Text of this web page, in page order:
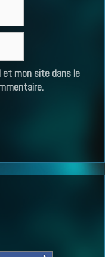
et mon site dans le